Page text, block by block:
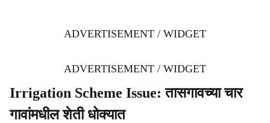
ADVERTISEMENT / WIDGET
ADVERTISEMENT / WIDGET
Irrigation Scheme Issue: तासगावच्या चार
गावांमधील शेती धोक्यात